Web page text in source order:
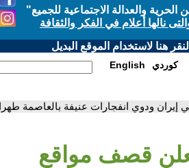
والعدالة الاجتماعية للجميع"
نالها أعلام في الفكر والثقافة
هنا لاستخدام الموقع البديل
English كوردي
ودوي انفجارات عنيفة بالعاصمة
قصف مواقع